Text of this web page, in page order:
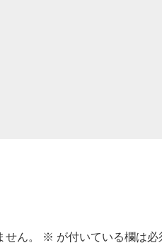
ん。 ※ が付いている欄は必